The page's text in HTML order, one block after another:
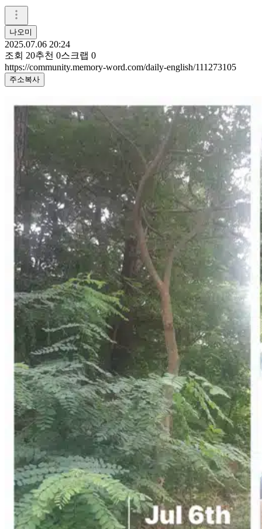
나오미
2025.07.06 20:24
조회 20추천 0스크랩 0
https://community.memory-word.com/daily-english/111273105
주소복사